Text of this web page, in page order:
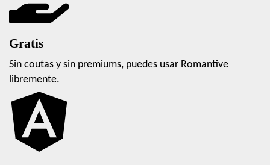
Gratis
Sin coutas y sin premiums, puedes usar Romantive
libremente.